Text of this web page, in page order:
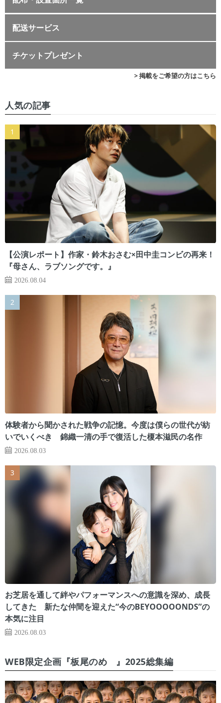
配送サービス
チケットプレゼント
> 掲載をご希望の方はこちら
人気の記事
【公演レポート】作家・鈴木おさむ×田中圭コンビの再来！
『母さん、ラブソングです。』
2026.08.04
体験者から聞かされた戦争の記憶。今度は僕らの世代が紡
いでいくべき 錦織一清の手で復活した榎本滋民の名作
2026.08.03
お芝居を通して絆やパフォーマンスへの意識を深め、成長
してきた 新たな仲間を迎えた“今のBEYOOOOONDS”の
本気に注目
2026.08.03
WEB限定企画『板尾のめ゙』2025総集編